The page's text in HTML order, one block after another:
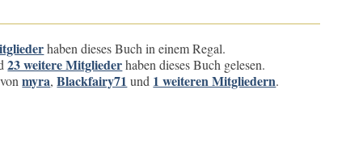
haben dieses Buch in einem Regal.
23 weitere Mitgliederhaben dieses Buch gelesen.
myra,Blackfairy71 und 1 weiteren Mitgliedern.